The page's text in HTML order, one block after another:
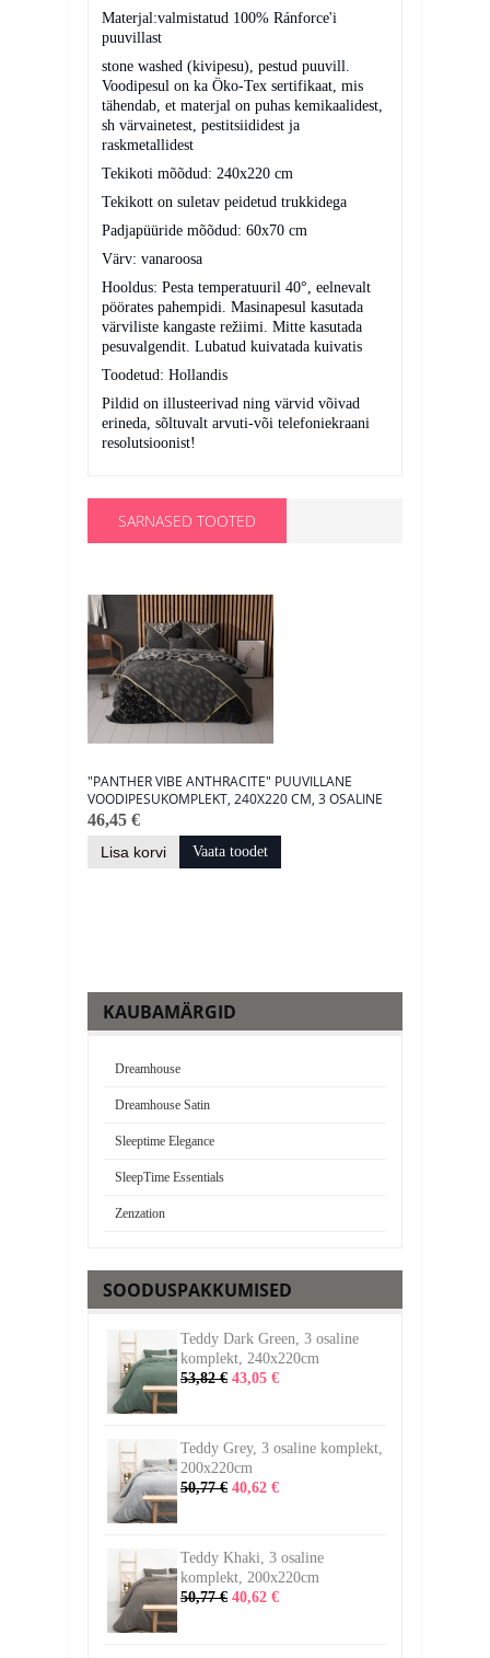
Materjal:valmistatud 100% Ránforce'i
puuvillast
stone washed (kivipesu), pestud puuvill.
Voodipesul on ka Öko-Tex sertifikaat, mis
tähendab, et materjal on puhas kemikaalidest,
sh värvainetest, pestitsiididest ja
raskmetallidest
Tekikoti mõõdud: 240x220 cm
Tekikott on suletav peidetud trukkidega
Padjapüüride mõõdud: 60x70 cm
Värv: vanaroosa
Hooldus: Pesta temperatuuril 40°, eelnevalt
pöörates pahempidi. Masinapesul kasutada
värviliste kangaste režiimi. Mitte kasutada
pesuvalgendit. Lubatud kuivatada kuivatis
Toodetud: Hollandis
Pildid on illusteerivad ning värvid võivad
erineda, sõltuvalt arvuti-või telefoniekraani
resolutsioonist!
SARNASED TOOTED
"PANTHER VIBE ANTHRACITE" PUUVILLANE
VOODIPESUKOMPLEKT, 240X220 CM, 3 OSALINE
46,45 €
Lisa korvi Vaata toodet
KAUBAMÄRGID
Dreamhouse
Dreamhouse Satin
Sleeptime Elegance
SleepTime Essentials
Zenzation
SOODUSPAKKUMISED
Teddy Dark Green, 3 osaline
komplekt, 240x220cm
53,82 € 43,05 €
Teddy Grey, 3 osaline komplekt,
200x220cm
50,77 € 40,62 €
Teddy Khaki, 3 osaline
komplekt, 200x220cm
50,77 € 40,62 €